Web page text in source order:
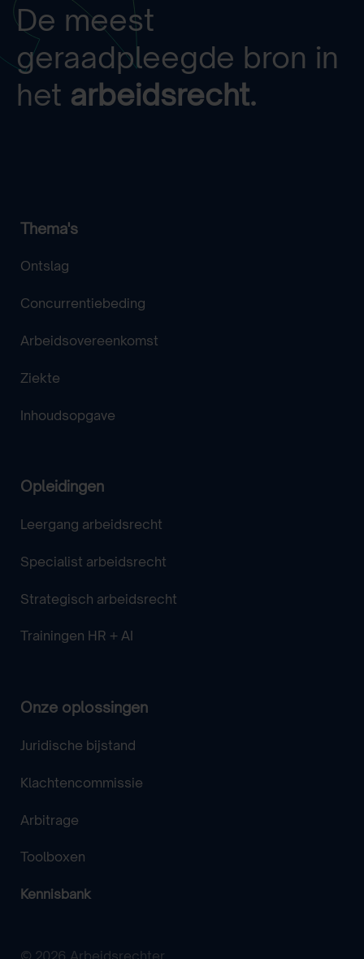
De meest
geraadpleegde bron in
het arbeidsrecht.
Thema's
Ontslag
Concurrentiebeding
Arbeidsovereenkomst
Ziekte
Inhoudsopgave
Opleidingen
Leergang arbeidsrecht
Specialist arbeidsrecht
Strategisch arbeidsrecht
Trainingen HR + AI
Onze oplossingen
Juridische bijstand
Klachtencommissie
Arbitrage
Toolboxen
Kennisbank